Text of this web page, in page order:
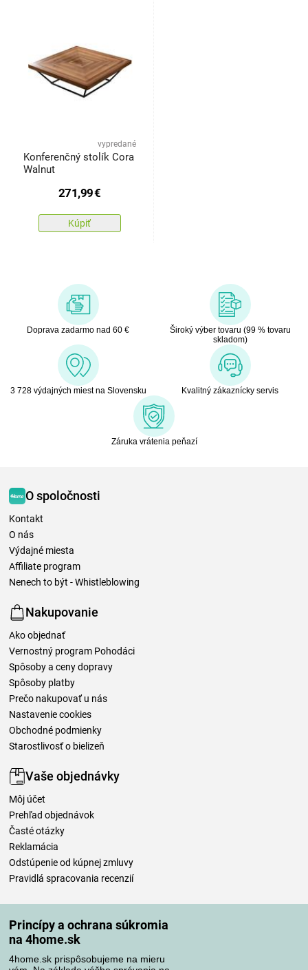
Princípy a ochrana súkromia
na 4home.sk
4home.sk prispôsobujeme na mieru
vypredané
Konferenčný stolík Cora
Walnut
271,99€
Kúpiť
Doprava zadarmo nad 60 €
Široký výber tovaru (99 % tovaru
skladom)
3 728 výdajných miest na Slovensku Kvalitný zákaznícky servis
Záruka vrátenia peňazí
O spoločnosti
Kontakt
O nás
Výdajné miesta
Affiliate program
Nenech to být - Whistleblowing
Nakupovanie
Ako objednať
Vernostný program Pohodáci
Spôsoby a ceny dopravy
Spôsoby platby
Prečo nakupovať u nás
Nastavenie cookies
Obchodné podmienky
Starostlivosť o bielizeň
Vaše objednávky
Môj účet
Prehľad objednávok
Časté otázky
Reklamácia
Odstúpenie od kúpnej zmluvy
Pravidlá spracovania recenzií
Spôsoby platby